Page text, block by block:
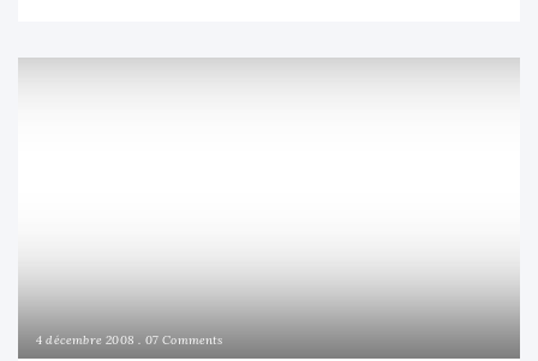
4 décembre 2008 07 Comments